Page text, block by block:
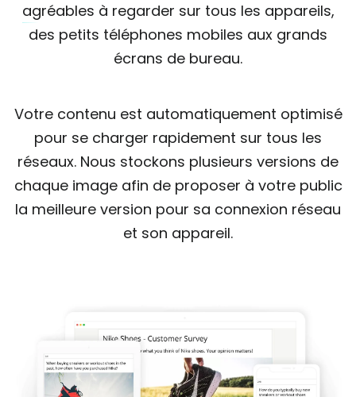
agréables à regarder sur tous les appareils,
des petits téléphones mobiles aux grands
écrans de bureau.
Votre contenu est automatiquement optimisé
pour se charger rapidement sur tous les
réseaux. Nous stockons plusieurs versions de
chaque image afin de proposer à votre public
la meilleure version pour sa connexion réseau
et son appareil.